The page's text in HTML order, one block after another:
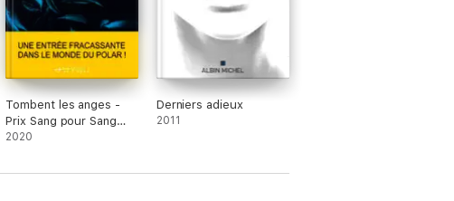
Tombent les anges -
Prix Sang pour Sang
Polar 2020
2020
Derniers adieux
2011